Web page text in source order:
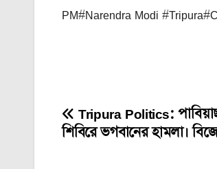
PM#Narendra Modi
Post
navigation
Tripura Politics:
শিবিরে ভগবানের হামলা।